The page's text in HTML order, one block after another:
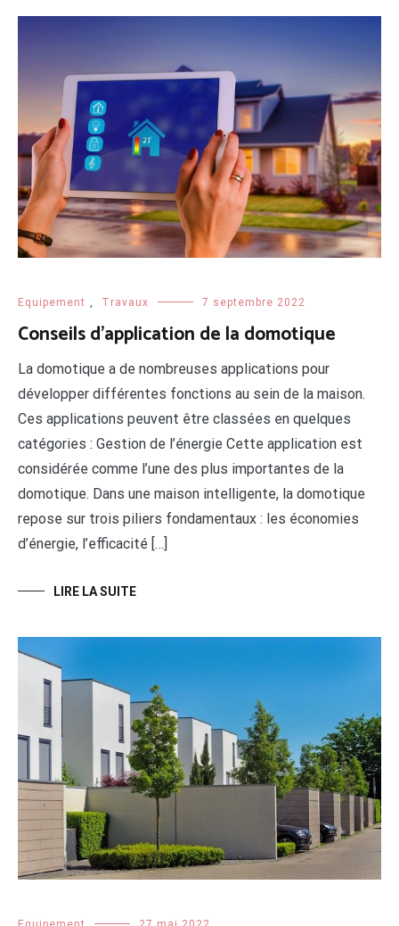
Equipement , Travaux 7 septembre 2022
Conseils d’application de la domotique
La domotique a de nombreuses applications pour
développer différentes fonctions au sein de la maison.
Ces applications peuvent être classées en quelques
catégories : Gestion de l’énergie Cette application est
considérée comme l’une des plus importantes de la
domotique. Dans une maison intelligente, la domotique
repose sur trois piliers fondamentaux : les économies
d’énergie, l’efficacité […]
LIRE LA SUITE